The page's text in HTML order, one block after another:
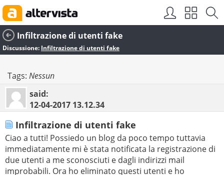
Infiltrazione di utenti fake
Discussione: Infiltrazione di utenti fake
Tags: Nessun
said:
12-04-2017 13.12.34
Infiltrazione di utenti fake
Ciao a tutti! Possiedo un blog da poco tempo tuttavia
immediatamente mi è stata notificata la registrazione di
due utenti a me sconosciuti e dagli indirizzi mail
improbabili. Ora ho eliminato questi utenti e ho